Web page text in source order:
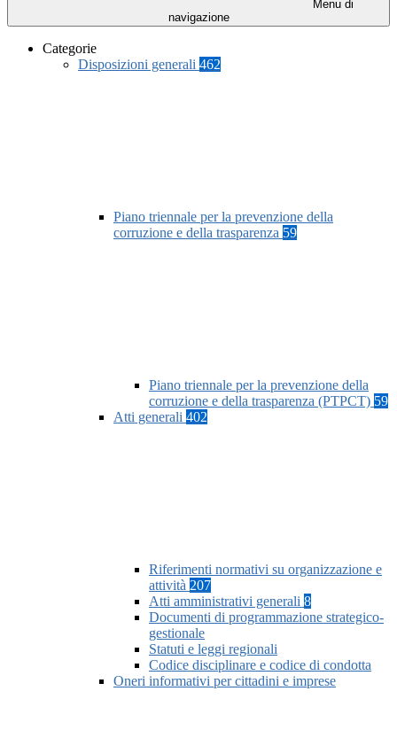
Menu di
navigazione
Categorie
Disposizioni generali 462
Piano triennale per la prevenzione della
corruzione e della trasparenza 59
Piano triennale per la prevenzione della
corruzione e della trasparenza (PTPCT) 59
Atti generali 402
Riferimenti normativi su organizzazione e
attività 207
Atti amministrativi generali 8
Documenti di programmazione strategico-
gestionale
Statuti e leggi regionali
Codice disciplinare e codice di condotta
Oneri informativi per cittadini e imprese